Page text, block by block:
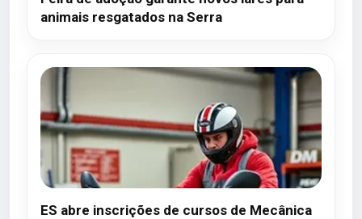
animais resgatados na Serra
ES abre inscrições de cursos de Mecânica